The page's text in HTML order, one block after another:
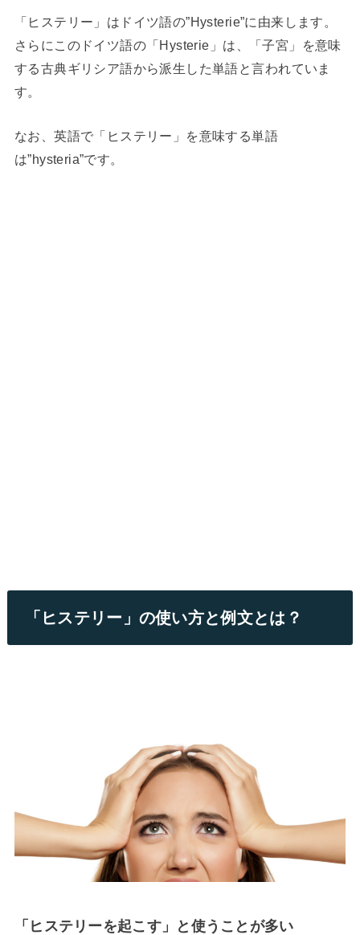
「ヒステリー」はドイツ語の”Hysterie”に由来します。
さらにこのドイツ語の「Hysterie」は、「子宮」を意味
する古典ギリシア語から派生した単語と言われていま
す。
なお、英語で「ヒステリー」を意味する単語
は”hysteria”です。
「ヒステリー」の使い方と例文とは？
「ヒステリーを起こす」と使うことが多い